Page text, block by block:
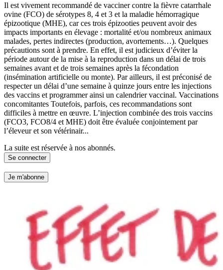
Il est vivement recommandé de vacciner contre la fièvre catarrhale
ovine (FCO) de sérotypes 8, 4 et 3 et la maladie hémorragique
épizootique (MHE), car ces trois épizooties peuvent avoir des
impacts importants en élevage : mortalité et/ou nombreux animaux
malades, pertes indirectes (production, avortements…). Quelques
précautions sont à prendre. En effet, il est judicieux d’éviter la
période autour de la mise à la reproduction dans un délai de trois
semaines avant et de trois semaines après la fécondation
(insémination artificielle ou monte). Par ailleurs, il est préconisé de
respecter un délai d’une semaine à quinze jours entre les injections
des vaccins et programmer ainsi un calendrier vaccinal. Vaccinations
concomitantes Toutefois, parfois, ces recommandations sont
difficiles à mettre en œuvre. L’injection combinée des trois vaccins
(FCO3, FCO8/4 et MHE) doit être évaluée conjointement par
l’éleveur et son vétérinair...
La suite est réservée à nos abonnés.
Se connecter
Je m'abonne